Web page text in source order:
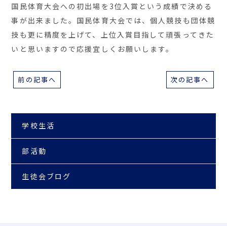
国民体育大会への初出場を3位入賞という成績で決める
事が出来ました。国民体育大会では、個人競技も団体競
技も更に精度を上げて、上位入賞目指して頑張ってきた
いと思いますので応援宜しくお願いします。
前の記事へ 次の記事へ
学校生活
部活動
生徒会ブログ